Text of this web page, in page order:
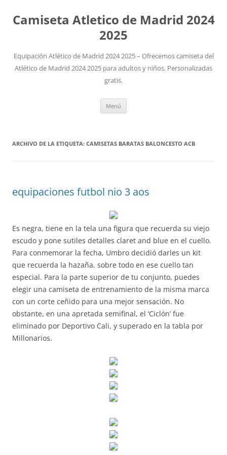
Camiseta Atletico de Madrid 2024
2025
Equipación Atlético de Madrid 2024 2025 – Ofrecemos camiseta del
Atlético de Madrid 2024 2025 para adultos y niños. Personalizadas
gratis.
Menú
ARCHIVO DE LA ETIQUETA: CAMISETAS BARATAS BALONCESTO ACB
equipaciones futbol nio 3 aos
Es negra, tiene en la tela una figura que recuerda su viejo
escudo y pone sutiles detalles claret and blue en el cuello.
Para conmemorar la fecha, Umbro decidió darles un kit
que recuerda la hazaña, sobre todo en ese cuello tan
especial. Para la parte superior de tu conjunto, puedes
elegir una camiseta de entrenamiento de la misma marca
con un corte ceñido para una mejor sensación. No
obstante, en una apretada semifinal, el ‘Ciclón’ fue
eliminado por Deportivo Cali, y superado en la tabla por
Millonarios.